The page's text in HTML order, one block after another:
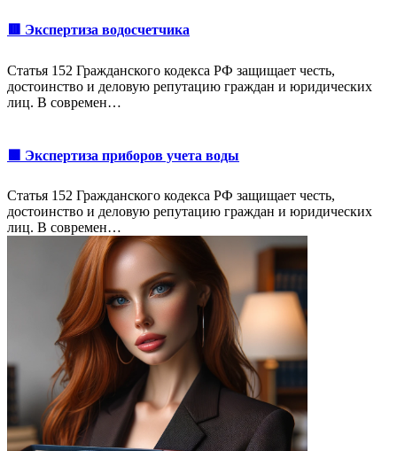
🟥 Экспертиза водосчетчика
Статья 152 Гражданского кодекса РФ защищает честь,
достоинство и деловую репутацию граждан и юридических
лиц. В современ…
🟩 Экспертиза приборов учета воды
Статья 152 Гражданского кодекса РФ защищает честь,
достоинство и деловую репутацию граждан и юридических
лиц. В современ…